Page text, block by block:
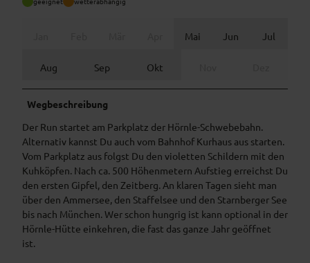
Mai Jun Jul
Aug Sep Okt
Wegbeschreibung
Der Run startet am Parkplatz der Hörnle-Schwebebahn.
Alternativ kannst Du auch vom Bahnhof Kurhaus aus starten.
Vom Parkplatz aus folgst Du den violetten Schildern mit den
Kuhköpfen. Nach ca. 500 Höhenmetern Aufstieg erreichst Du
den ersten Gipfel, den Zeitberg. An klaren Tagen sieht man
über den Ammersee, den Staffelsee und den Starnberger See
bis nach München. Wer schon hungrig ist kann optional in der
Hörnle-Hütte einkehren, die fast das ganze Jahr geöffnet
ist.